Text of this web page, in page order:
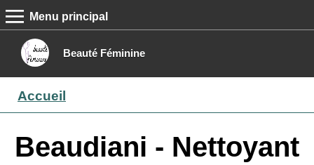
Beauté Féminine
MENU PRINCIPAL
Menu principal
Boutique
Accueil
Beaudiani - Nettoyant